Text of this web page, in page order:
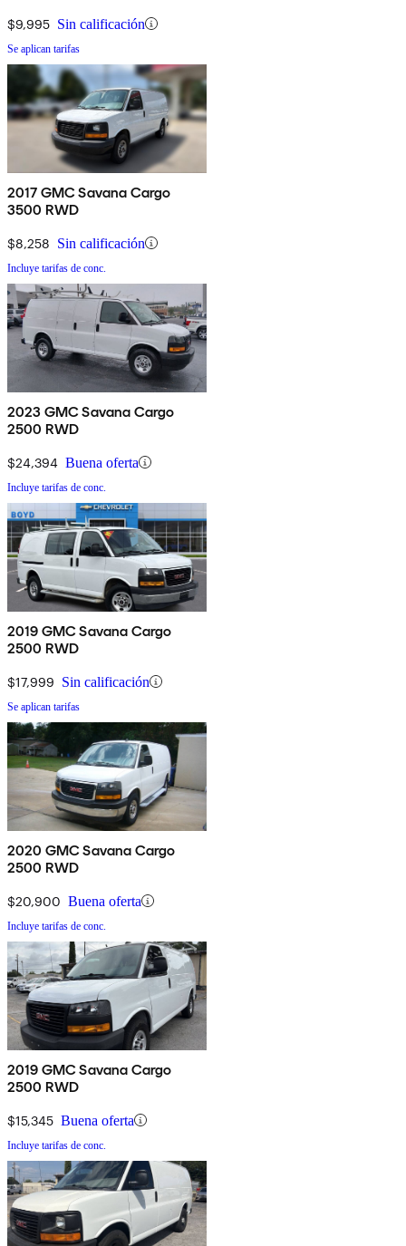
$9,995 Sin calificación
Se aplican tarifas
2017 GMC Savana Cargo
3500 RWD
$8,258 Sin calificación
Incluye tarifas de conc.
2023 GMC Savana Cargo
2500 RWD
$24,394 Buena oferta
Incluye tarifas de conc.
2019 GMC Savana Cargo
2500 RWD
$17,999 Sin calificación
Se aplican tarifas
2020 GMC Savana Cargo
2500 RWD
$20,900 Buena oferta
Incluye tarifas de conc.
2019 GMC Savana Cargo
2500 RWD
$15,345 Buena oferta
Incluye tarifas de conc.